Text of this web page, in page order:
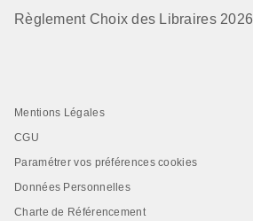
Règlement Choix des Libraires 2026
Mentions Légales
CGU
Paramétrer vos préférences cookies
Données Personnelles
Charte de Référencement